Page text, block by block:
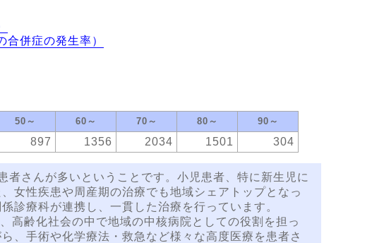
併症の発生率）
50～ 60～ 70～ 80～
90～
897 1356 2034 1501 304
さんが多いということです。小児患者、特に新生児に
女性疾患や周産期の治療でも地域シェアトップとなっ
診療科が連携し、一貫した治療を行っています。
齢化社会の中で地域の中核病院としての役割を担っ
、手術や化学療法・救急など様々な高度医療を患者さ